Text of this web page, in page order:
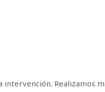
Realizamos